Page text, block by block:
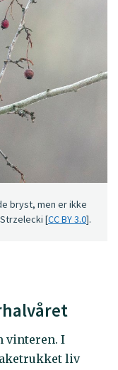
bryst, men er ikke
[CC BY 3.0].
vinteren. I
liv